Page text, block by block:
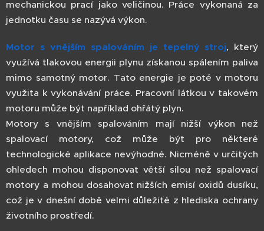
mechanickou prací jako veličinou. Práce vykonaná za
jednotku času se nazývá výkon.
Motor s vnějším spalováním je tepelný stroj, který
využívá tlakovou energii plynu získanou spálením paliva
mimo samotný motor. Tato energie je poté v motoru
využita k vykonávání práce. Pracovní látkou v takovém
motoru může být například ohřátý plyn.
Motory s vnějším spalováním mají nižší výkon než
spalovací motory, což může být pro některé
technologické aplikace nevýhodné. Nicméně v určitých
ohledech mohou disponovat větší silou než spalovací
motory a mohou dosahovat nižších emisí oxidů dusíku,
což je v dnešní době velmi důležité z hlediska ochrany
životního prostředí.